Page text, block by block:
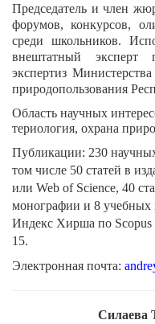
Председатель и член
форумов, конкурсов,
среди школьников.
внештатный эксперт
экспертиз
природопользования
Область научных
териология, охрана
Публикации: 230
том числе 50 статей в
или Web of Science, 40
монографии и 8
Индекс Хирша по
15.
Электронная почта:
Силаева